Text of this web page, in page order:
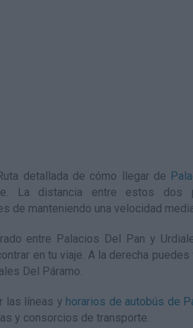
detallada de cómo llegar de
La distancia entre estos dos
de manteniendo una velocidad
entre Palacios Del Pan y
en tu viaje. A la derecha puedes
Del Páramo.
las líneas y horarios de autobús de
y consorcios de transporte.